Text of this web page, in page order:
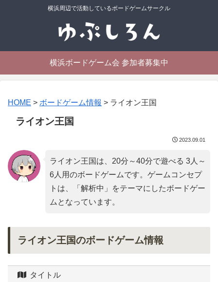
横浜周辺で活動しているボードゲームサークル
横浜ボードゲーム会 参加者募集中
HOME > ボードゲーム情報 > ライオン王国
ライオン王国
2023.09.01
ライオン王国は、20分～40分で遊べる 3人～
6人用のボードゲームです。ゲームコンセプ
トは、「 解析中 」をテーマにしたボードゲー
ムとなっています。
ライオン王国のボードゲーム情報
タイトル